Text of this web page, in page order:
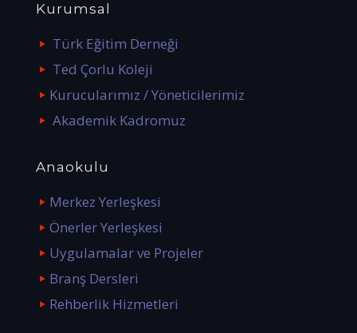
Kurumsal
Türk Eğitim Derneği
Ted Çorlu Koleji
Kurucularımız / Yöneticilerimiz
Akademik Kadromuz
Anaokulu
Merkez Yerleşkesi
Önerler Yerleşkesi
Uygulamalar ve Projeler
Branş Dersleri
Rehberlik Hizmetleri